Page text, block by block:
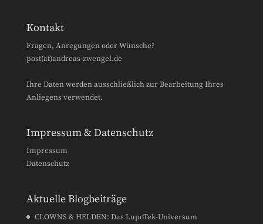
Kontakt
Fragen, Anregungen oder Wünsche?
post(at)andreas-zwengel.de
Ihre Daten werden ausschließlich zur Bearbeitung Ihres
Anliegens verwendet.
Impressum & Datenschutz
Impressum
Datenschutz
Aktuelle Blogbeiträge
CLOWNS & HELDEN: Das LupoTek-Universum